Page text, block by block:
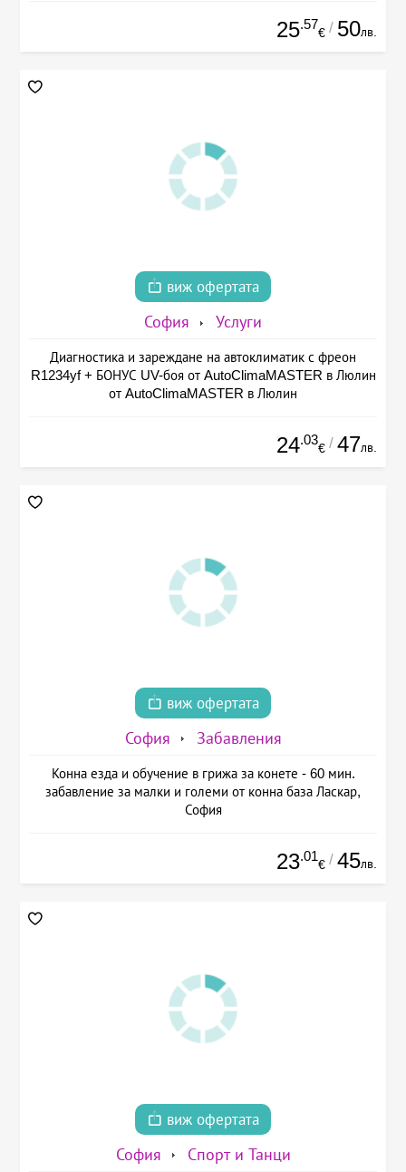
25.57
€ / 50лв.
виж офертата
София Услуги
Диагностика и зареждане на автоклиматик с фреон
R1234yf + БОНУС UV-боя от AutoClimaMASTER в Люлин
от AutoClimaMASTER в Люлин
24.03
€ / 47лв.
виж офертата
София Забавления
Конна езда и обучение в грижа за конете - 60 мин.
забавление за малки и големи от конна база Ласкар,
София
23.01
€ / 45лв.
виж офертата
София Спорт и Танци